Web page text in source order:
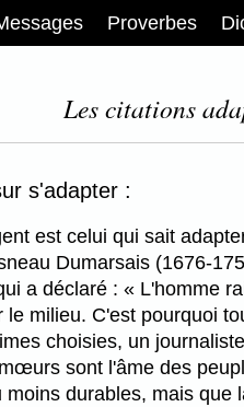
Proverbes
Les citations
s'adapter :
est celui qui sait
Dumarsais (1676-
a déclaré :
L'homme
le milieu. C'est pourquoi
choisies, un
sont l'âme des
durables, mais